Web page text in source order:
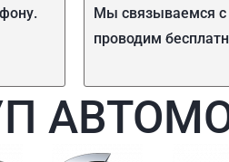
Мы связываемся
проводим